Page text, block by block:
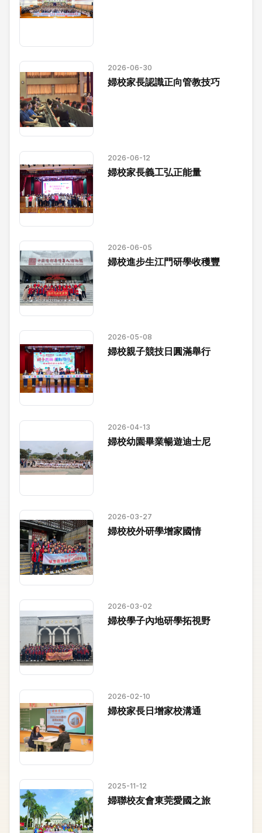
2026-06-30
婦校家長認識正向管教技巧
2026-06-12
婦校家長義工弘正能量
2026-06-05
婦校進步生江門研學收穫豐
2026-05-08
婦校親子競技日圓滿舉行
2026-04-13
婦校幼園畢業暢遊迪士尼
2026-03-27
婦校校外研學增家國情
2026-03-02
婦校學子內地研學拓視野
2026-02-10
婦校家長日增家校溝通
2025-11-12
婦聯校友會東莞愛國之旅